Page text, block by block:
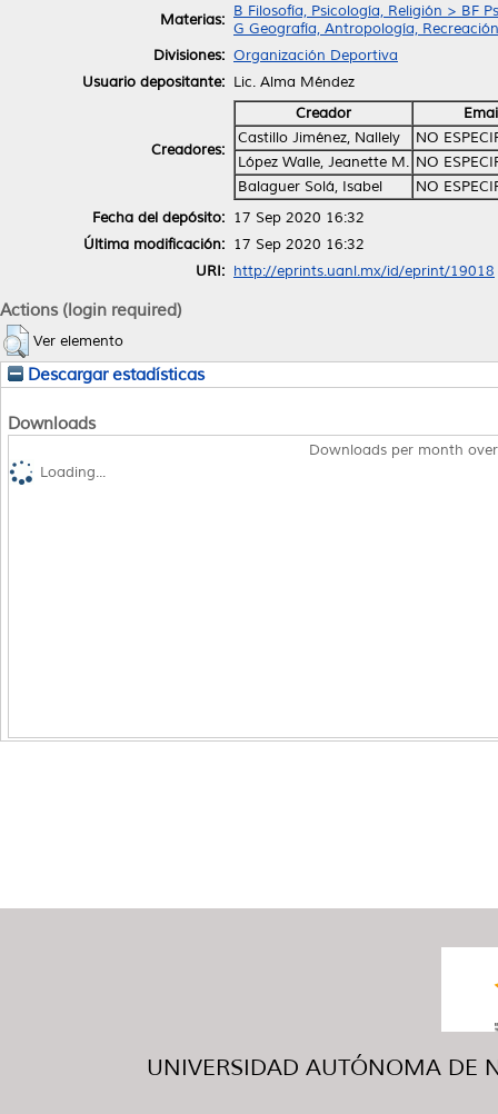
Materias: B Filosofía, Psicología, Religión > BF
G Geografía, Antropología,
Divisiones: Organización Deportiva
Usuario depositante: Lic. Alma Méndez
Creadores:
Creador
Castillo Jiménez, Nallely
NO
López Walle, Jeanette M. NO
Balaguer Solá, Isabel
NO
Fecha del depósito: 17 Sep 2020 16:32
Última modificación: 17 Sep 2020 16:32
URI: http://eprints.uanl.mx/id/eprint/19018
Actions (login required)
Ver elemento
Descargar estadísticas
Downloads
Downloads per month
Loading...
UNIVERSIDAD AUTÓNOMA DE